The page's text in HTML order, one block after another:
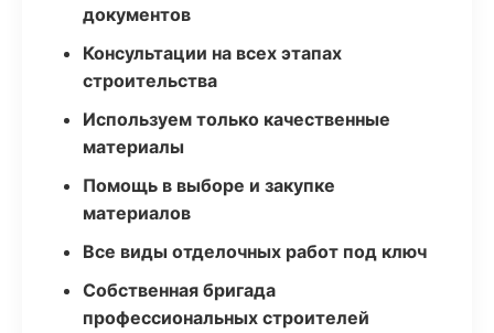
документов
Консультации на всех этапах
строительства
Используем только качественные
материалы
Помощь в выборе и закупке
материалов
Все виды отделочных работ под ключ
Собственная бригада
профессиональных строителей